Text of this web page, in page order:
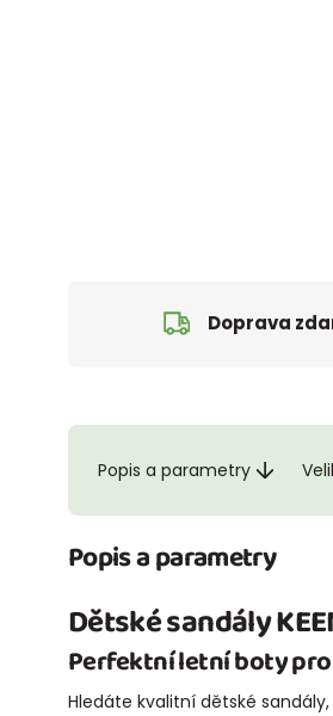
Doprava
Popis a parametry
Popis a parametry
Dětské sandály
Perfektní letní boty
Hledáte kvalitní dětské